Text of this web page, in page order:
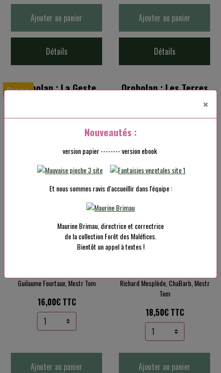
Ajouter au panier
Détails
Ajouter au panier
Détails
Promo
Orobolan : La Geste
20,00€ TTC
Ajouter au panier
Détails
Orobolan : Les Terres
Ajouter au panier
Détails
Guilaume Fourtaux, Mestr Tom
16,00€ TTC
Ajouter au panier
Richard Mesplède, ChaBarb, Mestr
Tom
18,50€ TTC
Ajouter au panier
×
Nouveautés :
version papier -------- version ebook
Et nous sommes ravis d'accueillir dans l'équipe :
Maurine Brimau, directrice et correctrice
de la collection Forêt des Maléfices.
Bientôt un appel à textes !